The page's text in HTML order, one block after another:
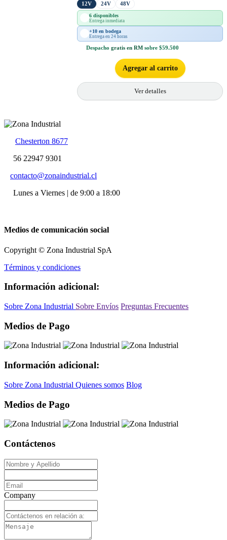
12V 24V 48V
6 disponibles
Entrega inmediata
+10 en bodega
Entrega en 24 horas
Despacho gratis en RM sobre $59.500
Agregar al carrito
Ver detalles
Chesterton 8677
56 22947 9301
contacto@zonaindustrial.cl
Lunes a Viernes | de 9:00 a 18:00
Medios de comunicación social
Copyright © Zona Industrial SpA
Términos y condiciones
Información adicional:
Sobre Zona Industrial Sobre Envíos Preguntas Frecuentes
Medios de Pago
Información adicional:
Sobre Zona Industrial Quienes somos Blog
Medios de Pago
Contáctenos
Company